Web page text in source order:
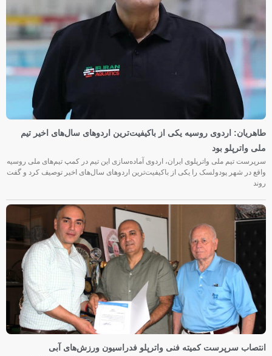
طاهریان: اردوی روسیه یکی از باکیفیت‌ترین اردوهای سال‌های اخیر تیم
ملی واترپلو بود
سرپرست تیم ملی واترپلوی ایران، اردوی آماده‌سازی این تیم در کمپ تیم‌های ملی روسیه
واقع در شهر پودولسک را یکی از باکیفیت‌ترین اردوهای سال‌های اخیر توصیف کرد و گفت
روند
انتصاب سرپرست کمیته فنی واترپلو فدراسیون ورزش‌های آبی